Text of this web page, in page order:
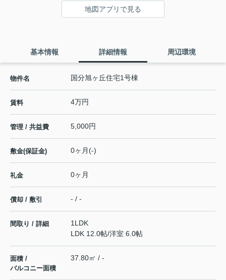
地図アプリで見る
基本情報 詳細情報 周辺環境
物件名 国分旭ヶ丘住宅1号棟
賃料 4万円
管理 / 共益費 5,000円
敷金(保証金) 0ヶ月(-)
礼金 0ヶ月
償却 / 敷引 - / -
間取り / 詳細
1LDK
LDK 12.0帖/洋室 6.0帖
面積 /
バルコニー面積
37.80㎡ / -